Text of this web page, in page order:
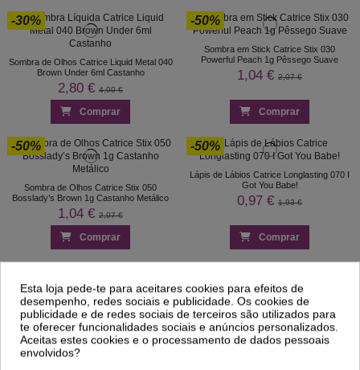
-30%
Sombra de Olhos Catrice Liquid Metal 040
Brown Under 6ml Castanho
2,80 € 4,00 €
Comprar
-50%
Sombra em Stick Catrice Stix 030
Powerful Peach 1g Pêssego Suave
1,04 € 2,07 €
Comprar
-50%
Sombra de Olhos Catrice Stix 050
Bosslady’s Brown 1g Castanho Metálico
1,04 € 2,07 €
Comprar
-50%
Lápis de Lábios Catrice Longlasting 070 I
Got You Babe!
0,97 € 1,93 €
Comprar
Caneta Verniz Catrice Nail Paint To Go
C03 Rosewood En Route 8ml
Caneta Verniz Catrice Nail Paint To Go
C05 Pink Pulse 8ml
1 2 3
Esta loja pede-te para aceitares cookies para efeitos de
desempenho, redes sociais e publicidade. Os cookies de
publicidade e de redes sociais de terceiros são utilizados para
te oferecer funcionalidades sociais e anúncios personalizados.
Aceitas estes cookies e o processamento de dados pessoais
envolvidos?